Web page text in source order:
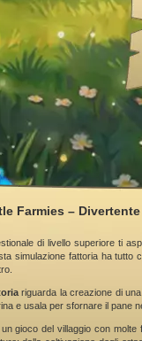
Farmies –
di livello superiore ti
simulazione fattoria ha tutto
riguarda la creazione di
e usala per sfornare il pane
gioco del villaggio con molte